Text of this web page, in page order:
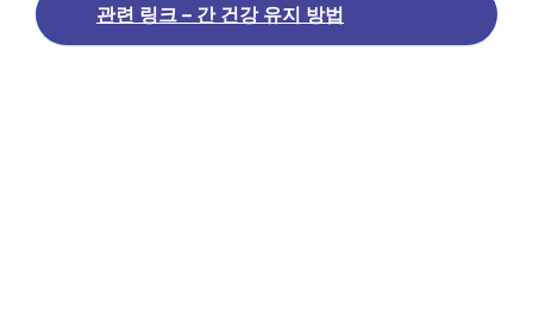
관련 링크 – 간 건강 유지 방법